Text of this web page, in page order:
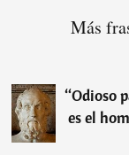
Más
“Odioso
es el